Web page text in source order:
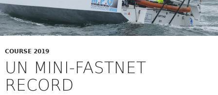
COURSE 2019
UN MINI-FASTNET
RECORD